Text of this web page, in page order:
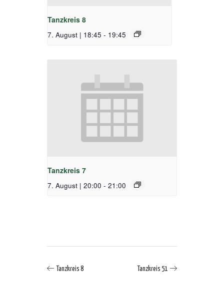
Tanzkreis 8
7. August | 18:45 - 19:45
Tanzkreis 7
7. August | 20:00 - 21:00
Tanzkreis 8 Tanzkreis 51